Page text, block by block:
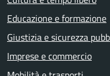
Educazione e formazione
Giustizia e sicurezza
Imprese e commercio